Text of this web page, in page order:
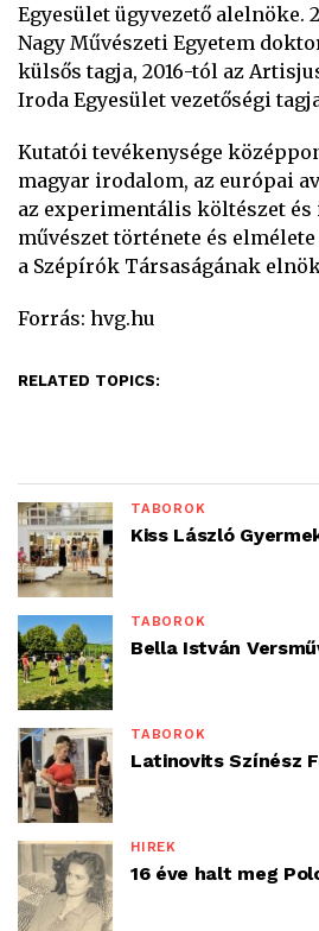
Egyesület ügyvezető alelnöke.
Nagy Művészeti Egyetem
külsős tagja, 2016-tól az
Iroda Egyesület vezetőségi
Kutatói tevékenysége
magyar irodalom, az európai
az experimentális költészet
művészet története és
a Szépírók Társaságának
Forrás: hvg.hu
RELATED TOPICS:
TÁBOROK
Kiss László
TÁBOROK
Bella István
TÁBOROK
Latinovits Színész
HÍREK
16 éve halt meg